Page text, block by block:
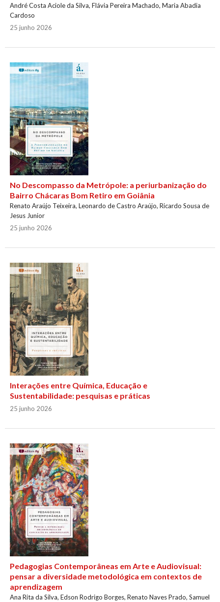
André Costa Aciole da Silva, Flávia Pereira Machado, Maria Abadia
Cardoso
25 junho 2026
No Descompasso da Metrópole: a periurbanização do
Bairro Chácaras Bom Retiro em Goiânia
Renato Araújo Teixeira, Leonardo de Castro Araújo, Ricardo Sousa de
Jesus Junior
25 junho 2026
Interações entre Química, Educação e
Sustentabilidade: pesquisas e práticas
25 junho 2026
Pedagogias Contemporâneas em Arte e Audiovisual:
pensar a diversidade metodológica em contextos de
aprendizagem
Ana Rita da Silva, Edson Rodrigo Borges, Renato Naves Prado, Samuel